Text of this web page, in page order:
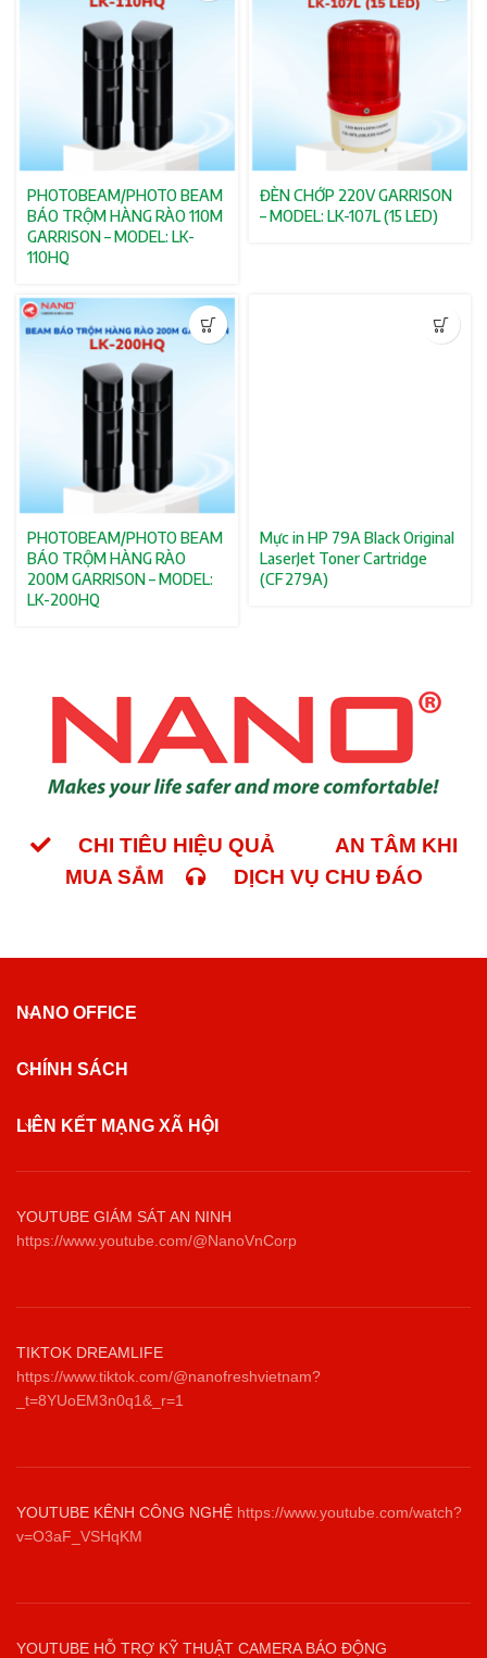
PHOTOBEAM/PHOTO BEAM
BÁO TRỘM HÀNG RÀO 110M
GARRISON – MODEL: LK-
110HQ
ĐÈN CHỚP 220V GARRISON
– MODEL: LK-107L (15 LED)
PHOTOBEAM/PHOTO BEAM
BÁO TRỘM HÀNG RÀO
200M GARRISON – MODEL:
LK-200HQ
Mực in HP 79A Black Original
LaserJet Toner Cartridge
(CF279A)
CHI TIÊU HIỆU QUẢ
AN TÂM KHI
MUA SẮM
DỊCH VỤ CHU ĐÁO
NANO OFFICE
CHÍNH SÁCH
LIÊN KẾT MẠNG XÃ HỘI
YOUTUBE GIÁM SÁT AN NINH
https://www.youtube.com/@NanoVnCorp
TIKTOK DREAMLIFE
https://www.tiktok.com/@nanofreshvietnam?
_t=8YUoEM3n0q1&_r=1
YOUTUBE KÊNH CÔNG NGHỆ https://www.youtube.com/watch?
v=O3aF_VSHqKM
YOUTUBE HỖ TRỢ KỸ THUẬT CAMERA BÁO ĐỘNG